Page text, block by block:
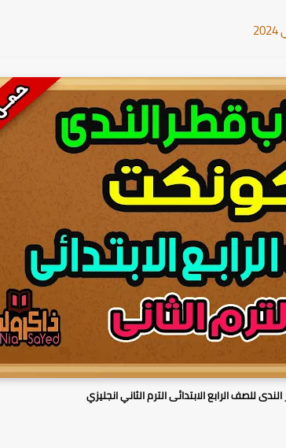
للصف الرابع الابتدائى الترم الثاني انجليزي